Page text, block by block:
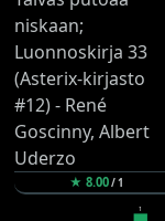
★ 8.00/1
1